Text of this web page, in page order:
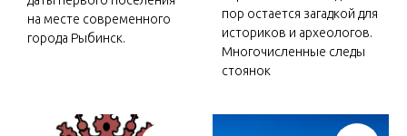
на месте современного
города Рыбинск.
пор остается загадкой для
историков и археологов.
Многочисленные следы
стоянок